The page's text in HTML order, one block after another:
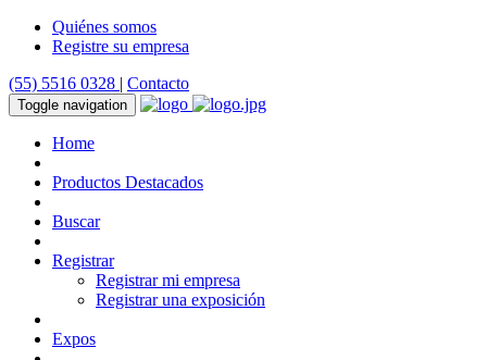
Quiénes somos
Registre su empresa
(55) 5516 0328 | Contacto
Toggle navigation
Home
Productos Destacados
Buscar
Registrar
Registrar mi empresa
Registrar una exposición
Expos